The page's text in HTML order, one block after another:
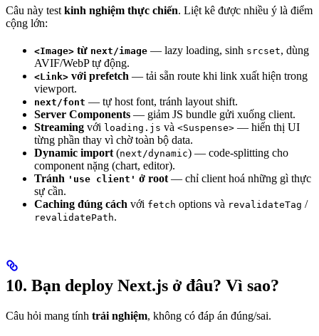
Câu này test kinh nghiệm thực chiến. Liệt kê được nhiều ý là điểm
cộng lớn:
<Image> từ next/image — lazy loading, sinh srcset, dùng
AVIF/WebP tự động.
<Link> với prefetch — tải sẵn route khi link xuất hiện trong
viewport.
next/font — tự host font, tránh layout shift.
Server Components — giảm JS bundle gửi xuống client.
Streaming với loading.js và <Suspense> — hiển thị UI
từng phần thay vì chờ toàn bộ data.
Dynamic import (next/dynamic) — code-splitting cho
component nặng (chart, editor).
Tránh 'use client' ở root — chỉ client hoá những gì thực
sự cần.
Caching đúng cách với fetch options và revalidateTag /
revalidatePath.
10. Bạn deploy Next.js ở đâu? Vì sao?
Câu hỏi mang tính trải nghiệm, không có đáp án đúng/sai.